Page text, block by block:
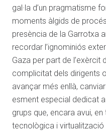
gal·la d’un pragmatisme
moments àlgids de
presència de la Garrotxa
recordar l’ignominiós
Gaza per part de l’exèrcit
complicitat dels dirigents
avançar més enllà,
esment especial dedicat
grups que, encara avui,
tecnològica i virtualització